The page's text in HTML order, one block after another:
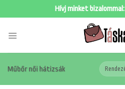
Hívj minket bizalommal:
Műbőr női hátizsák